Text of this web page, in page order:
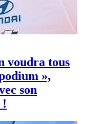
voudra tous
»,
son
!